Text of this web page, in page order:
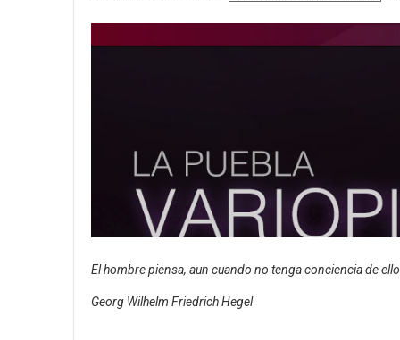
El hombre piensa, aun cuando no tenga conciencia de ello.
Georg Wilhelm Friedrich Hegel